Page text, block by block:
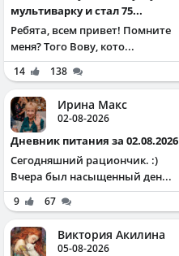
мультиварку и стал 75...
Ребята, всем привет! Помните
меня? Того Вову, кото...
14 138
Ирина Макс
02-08-2026
Дневник питания за 02.08.2026
Сегодняшний рациончик. :)
Вчера был насыщенный ден...
9 67
Виктория Акилина
05-08-2026